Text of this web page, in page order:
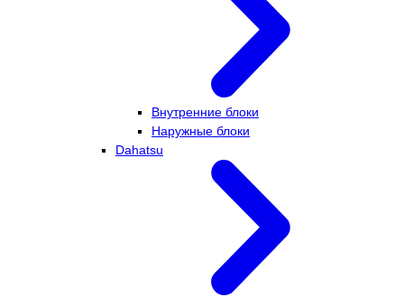
Внутренние блоки
Наружные блоки
Dahatsu